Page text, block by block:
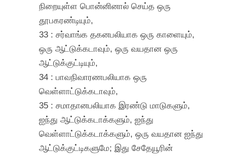
நிறையுள்ள பொன்னினால் செய்த ஒரு
தூபகரண்டியும்,
33 : சர்வாங்க தகனபலியாக ஒரு காளையும்,
ஒரு ஆட்டுக்கடாவும், ஒரு வயதான ஒரு
ஆட்டுக்குட்டியும்,
34 : பாவநிவாரணபலியாக ஒரு
வெள்ளாட்டுக்கடாவும்,
35 : சமாதானபலியாக இரண்டு மாடுகளும்,
ஐந்து ஆட்டுக்கடாக்களும், ஐந்து
வெள்ளாட்டுக்கடாக்களும், ஒரு வயதான ஐந்து
ஆட்டுக்குட்டிகளுமே; இது சேதேயூரின்